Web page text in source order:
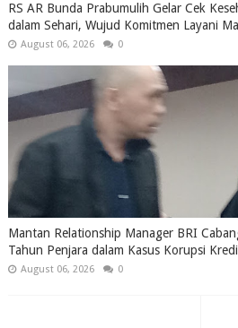
RS AR Bunda Prabumulih Gelar Cek
dalam Sehari, Wujud Komitmen Layani
August 06, 2026 0
Mantan Relationship Manager BRI
Tahun Penjara dalam Kasus Korupsi
August 06, 2026 0